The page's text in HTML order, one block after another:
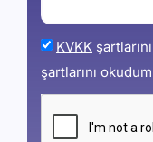
KVKK
şartlarını